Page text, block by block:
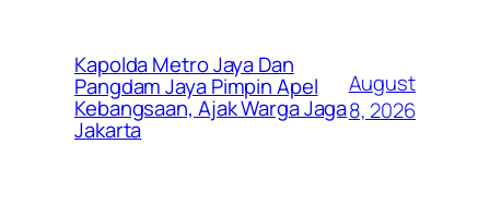
Kapolda Metro Jaya Dan
Pangdam Jaya Pimpin Apel
Kebangsaan, Ajak Warga Jaga
Jakarta
August
8, 2026